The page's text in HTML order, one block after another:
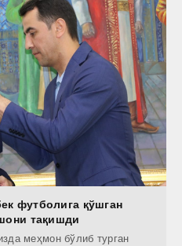
футболига қўшган
тақишди
меҳмон бўлиб турган